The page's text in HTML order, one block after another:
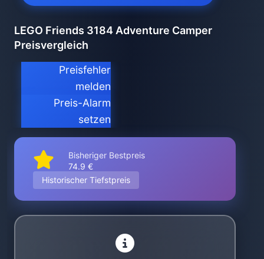
LEGO Friends 3184 Adventure Camper
Preisvergleich
Preisfehler
melden
Preis-Alarm
setzen
Bisheriger Bestpreis
74.9 €
Historischer Tiefstpreis